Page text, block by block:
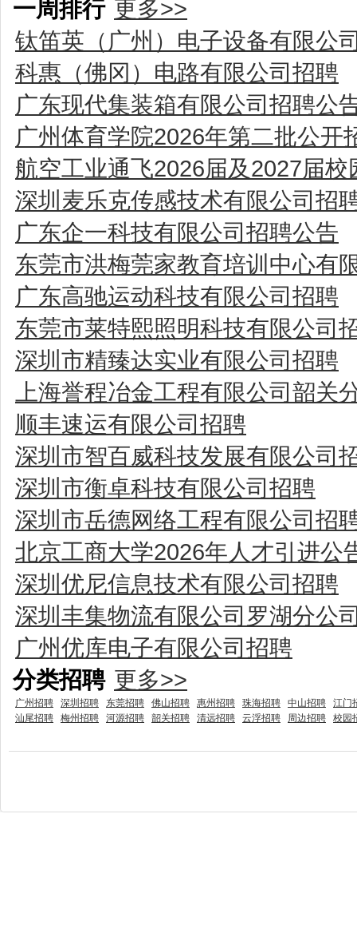
一周排行 更多>>
钛笛英（广州）电子设备有限公
科惠（佛冈）电路有限公司招聘
广东现代集装箱有限公司招聘公
广州体育学院2026年第二批公开
航空工业通飞2026届及2027届校
深圳麦乐克传感技术有限公司招
广东企一科技有限公司招聘公告
东莞市洪梅莞家教育培训中心有
广东高驰运动科技有限公司招聘
东莞市莱特熙照明科技有限公司
深圳市精臻达实业有限公司招聘
上海誉程冶金工程有限公司韶关
顺丰速运有限公司招聘
深圳市智百威科技发展有限公司
深圳市衡卓科技有限公司招聘
深圳市岳德网络工程有限公司招
北京工商大学2026年人才引进公
深圳优尼信息技术有限公司招聘
深圳丰集物流有限公司罗湖分公
广州优库电子有限公司招聘
分类招聘 更多>>
广州招聘 深圳招聘 东莞招聘 佛山招聘 惠州招聘 珠海招聘 中山招聘
江门
汕尾招聘
梅州招聘 河源招聘 韶关招聘 清远招聘 云浮招聘 周边招聘 校园